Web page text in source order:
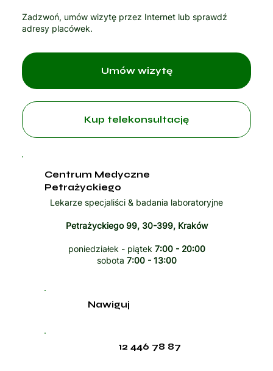
Zadzwoń, umów wizytę przez Internet lub sprawdź
adresy placówek.
Kup telekonsultację
Centrum Medyczne
Petrażyckiego
Lekarze specjaliści & badania laboratoryjne
Petrażyckiego 99, 30-399, Kraków
poniedziałek - piątek 7:00 - 20:00
sobota 7:00 - 13:00
12 446 78 87
Nawiguj
Umów wizytę